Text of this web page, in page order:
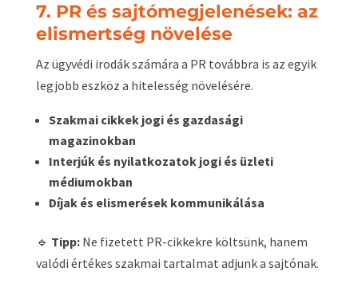
7. PR és sajtómegjelenések: az
elismertség növelése
Az ügyvédi irodák számára a PR továbbra is az egyik
legjobb eszköz a hitelesség növelésére.
Szakmai cikkek jogi és gazdasági
magazinokban
Interjúk és nyilatkozatok jogi és üzleti
médiumokban
Díjak és elismerések kommunikálása
🔹 Tipp:Ne fizetett PR-cikkekre költsünk, hanem
valódi értékes szakmai tartalmat adjunk a sajtónak.